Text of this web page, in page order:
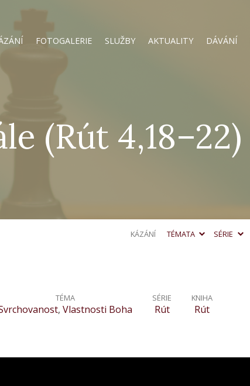
FOTOGALERIE SLUŽBY AKTUALITY DÁVÁNÍ
(Rút 4,18–22)
KÁZÁNÍ TÉMATA SÉRIE
TÉMA
, Vlastnosti Boha
SÉRIE
Rút
KNIHA
Rút